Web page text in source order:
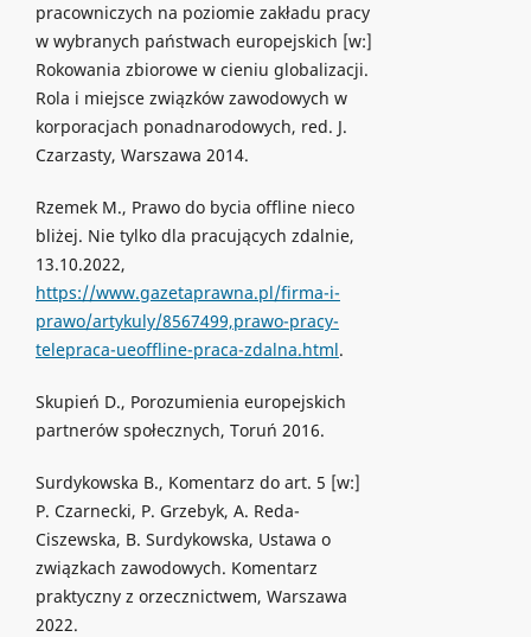
pracowniczych na poziomie zakładu pracy
w wybranych państwach europejskich [w:]
Rokowania zbiorowe w cieniu globalizacji.
Rola i miejsce związków zawodowych w
korporacjach ponadnarodowych, red. J.
Czarzasty, Warszawa 2014.
Rzemek M., Prawo do bycia offline nieco
bliżej. Nie tylko dla pracujących zdalnie,
13.10.2022,
https://www.gazetaprawna.pl/firma-i-
prawo/artykuly/8567499,prawo-pracy-
telepraca-ueoffline-praca-zdalna.html.
Skupień D., Porozumienia europejskich
partnerów społecznych, Toruń 2016.
Surdykowska B., Komentarz do art. 5 [w:]
P. Czarnecki, P. Grzebyk, A. Reda-
Ciszewska, B. Surdykowska, Ustawa o
związkach zawodowych. Komentarz
praktyczny z orzecznictwem, Warszawa
2022.